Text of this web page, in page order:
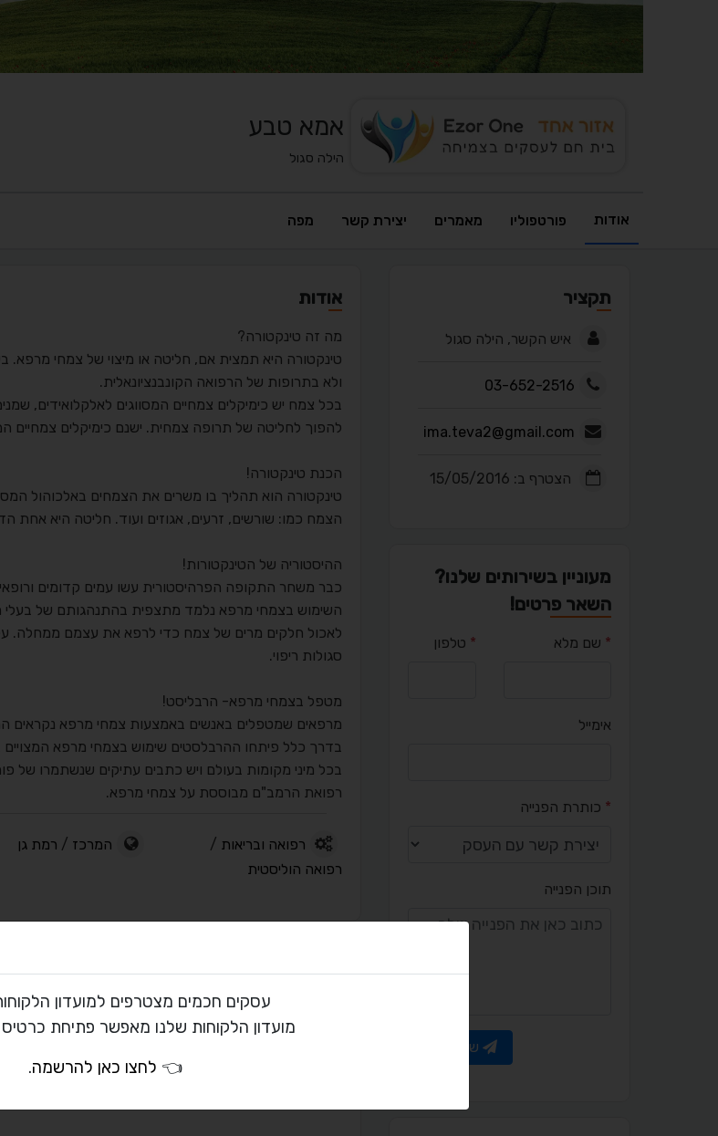
אמא טבע
הילה סגול
אודות פורטפוליו מאמרים יצירת קשר מפה
תקציר
איש הקשר, הילה סגול
03-652-2516
ima.teva2@gmail.com
הצטרף ב: 15/05/2016
מעוניין בשירותים שלנו?
השאר פרטים!
* שם מלא * טלפון
אימייל
* כותרת הפנייה
תוכן הפנייה
שלח פנייה
אודות
מה זה טינקטורה?
טינקטורה היא תמצית אם, חליטה או מיצוי של צמחי
ולא בתרופות של הרפואה הקונבנציונאלית.
בכל צמח יש כימיקלים צמחיים המסווגים לאלקלואידים,
להפוך לחליטה של תרופה צמחית. ישנם כימיקלים צמחיים
הכנת טינקטורה!
טינקטורה הוא תהליך בו משרים את הצמחים באלכוהול
הצמח כמו: שורשים, זרעים, אגוזים ועוד. חליטה היא אחת
ההיסטוריה של הטינקטורות!
כבר משחר התקופה הפרהיסטורית עשו עמים קדומים ורופאי
השימוש בצמחי מרפא נלמד מתצפית בהתנהגותם של בעלי
לאכול חלקים מרים של צמח כדי לרפא את עצמם ממחלה.
סגולות ריפוי.
מטפל בצמחי מרפא- הרבליסט!
מרפאים שמטפלים באנשים באמצעות צמחי מרפא נקראים
בדרך כלל פיתחו ההרבלסטים שימוש בצמחי מרפא
בכל מיני מקומות בעולם ויש כתבים עתיקים שנשתמרו של
רפואת הרמב"ם מבוססת על צמחי מרפא.
רפואה ובריאות /
רפואה הוליסטית
המרכז / רמת גן
פורטפוליו
עסקים חכמים מצטרפים למועדון
מועדון הלקוחות שלנו מאפשר פתיחת
👈 לחצו כאן להרשמה.